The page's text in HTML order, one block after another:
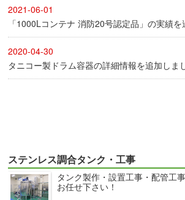
2021-06-01
「1000Lコンテナ 消防20号認定品」の実績を
2020-04-30
タニコー製ドラム容器の詳細情報を追加しま
ステンレス調合タンク・工事
タンク製作・設置工事・配管工
お任せ下さい！